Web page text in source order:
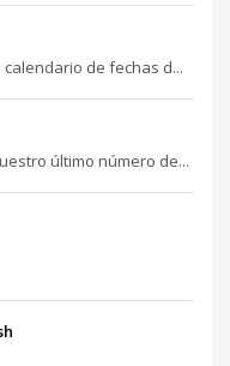
de fechas d...
último número de...